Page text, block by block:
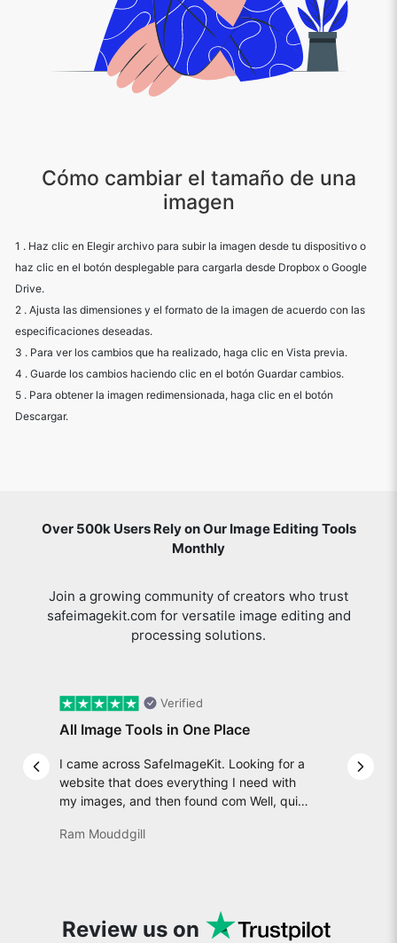
Cómo cambiar el tamaño de una
imagen
1 . Haz clic en Elegir archivo para subir la imagen desde tu dispositivo o
haz clic en el botón desplegable para cargarla desde Dropbox o Google
Drive.
2 . Ajusta las dimensiones y el formato de la imagen de acuerdo con las
especificaciones deseadas.
3 . Para ver los cambios que ha realizado, haga clic en Vista previa.
4 . Guarde los cambios haciendo clic en el botón Guardar cambios.
5 . Para obtener la imagen redimensionada, haga clic en el botón
Descargar.
Over 500k Users Rely on Our Image Editing Tools
Monthly
Join a growing community of creators who trust
safeimagekit.com for versatile image editing and
processing solutions.
Previous slide
Verified
All Image Tools in One Place
I came across SafeImageKit. Looking for a
website that does everything I need with
my images, and then found com Well, quite
an incredibly high-speed, stable and easy-
snappy tools every now and then!
Ram Mouddgill
Next
Review us on